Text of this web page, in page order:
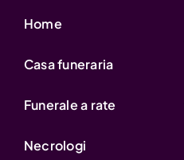
Home
Casa funeraria
Funerale a rate
Necrologi